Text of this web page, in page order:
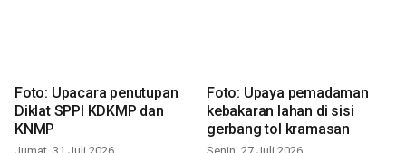
Foto: Upacara penutupan
Diklat SPPI KDKMP dan
KNMP
Foto: Upaya pemadaman
kebakaran lahan di sisi
gerbang tol kramasan